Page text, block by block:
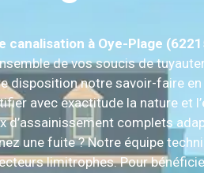
canalisation à Oye-Plage
de vos soucis de
disposition notre savoir-faire en
avec exactitude la nature et
complets
une fuite ? Notre équipe
limitrophes. Pour